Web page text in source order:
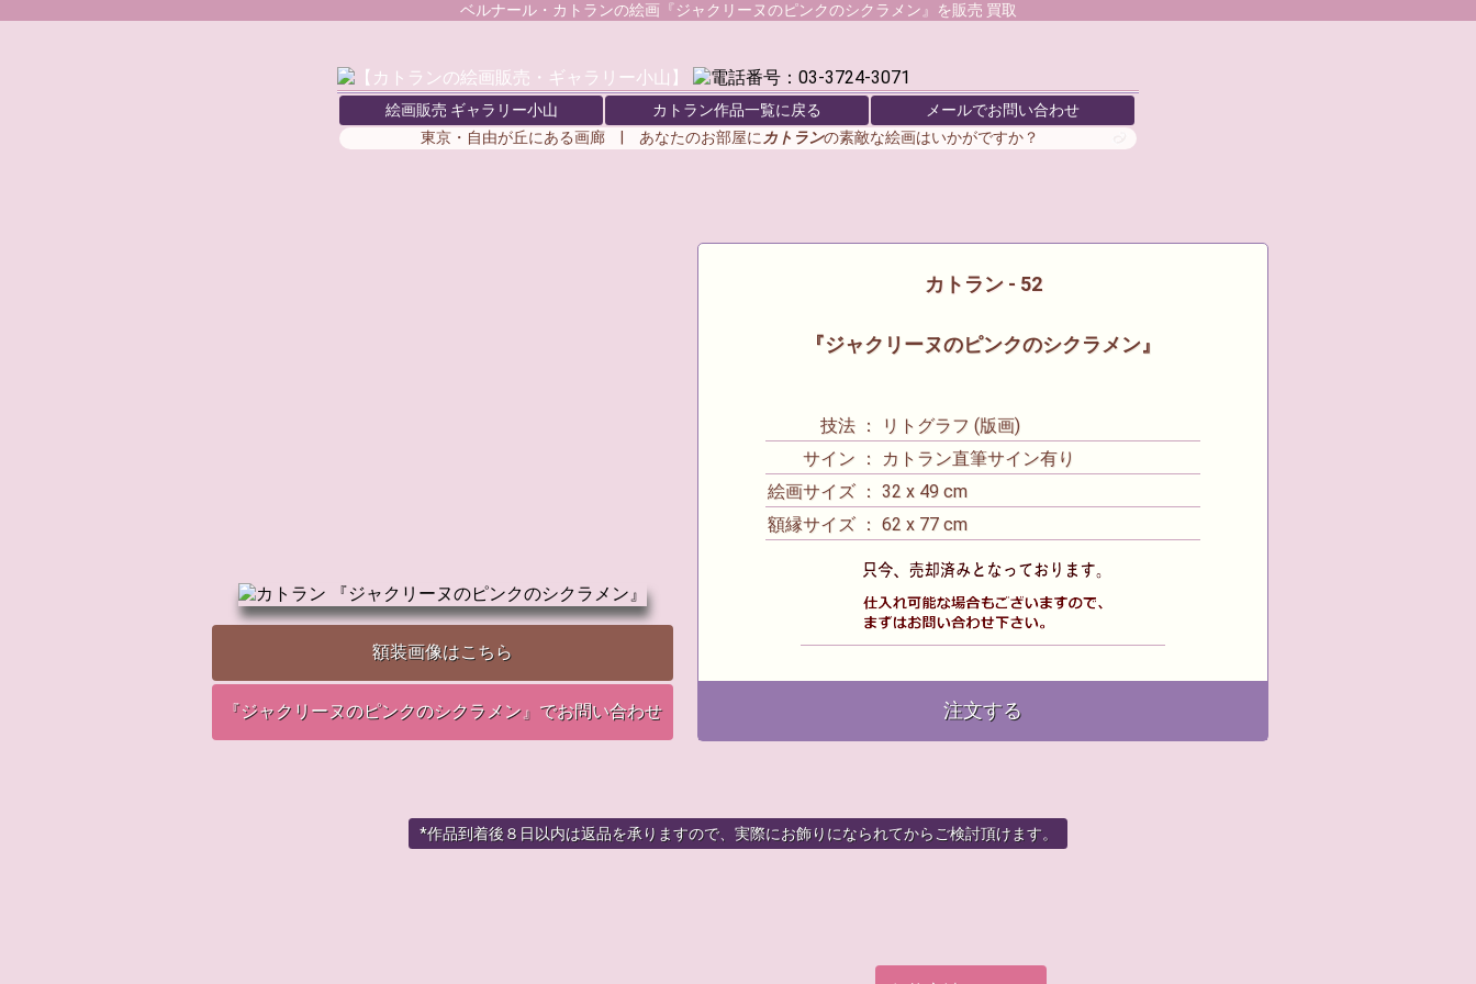
ベルナール・カトランの絵画『ジャクリーヌのピンクのシクラメン』を販売 買取
絵画販売 ギャラリー小山 カトラン作品一覧に戻る
メールでお問い合わせ
東京・自由が丘にある画廊 | あなたのお部屋に カトランの素敵な絵画はいかがですか？
額装画像はこちら
『ジャクリーヌのピンクのシクラメン』でお問い合わせ
カトラン - 52
『ジャクリーヌのピンクのシクラメン』
技法 ： リトグラフ (版画)
サイン ： カトラン直筆サイン有り
絵画サイズ ： 32 x 49 cm
額縁サイズ ： 62 x 77 cm
注文する
*作品到着後８日以内は返品を承りますので、実際にお飾りになられてからご検討頂けます。